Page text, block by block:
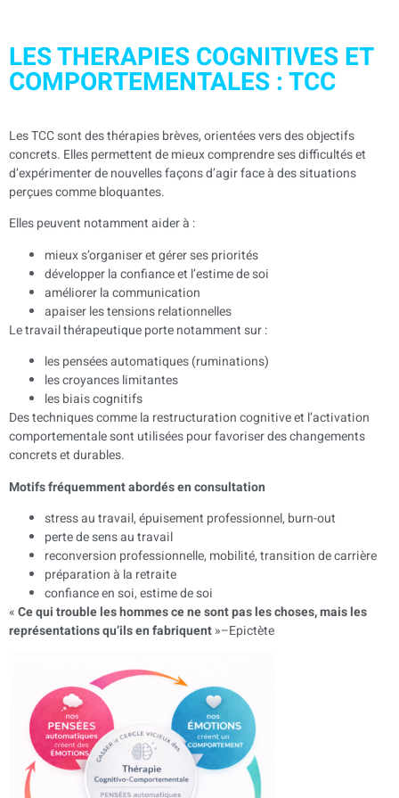
LES THERAPIES COGNITIVES ET
COMPORTEMENTALES : TCC
Les TCC sont des thérapies brèves, orientées vers des objectifs
concrets. Elles permettent de mieux comprendre ses difficultés et
d’expérimenter de nouvelles façons d’agir face à des situations
perçues comme bloquantes.
Elles peuvent notamment aider à :
mieux s’organiser et gérer ses priorités
développer la confiance et l’estime de soi
améliorer la communication
apaiser les tensions relationnelles
Le travail thérapeutique porte notamment sur :
les pensées automatiques (ruminations)
les croyances limitantes
les biais cognitifs
Des techniques comme la restructuration cognitive et l’activation
comportementale sont utilisées pour favoriser des changements
concrets et durables.
Motifs fréquemment abordés en consultation
stress au travail, épuisement professionnel, burn-out
perte de sens au travail
reconversion professionnelle, mobilité, transition de carrière
préparation à la retraite
confiance en soi, estime de soi
«Ce qui trouble les hommes ce ne sont pas les choses, mais les
représentations qu’ils en fabriquent»–Epictète